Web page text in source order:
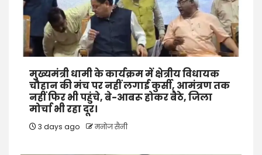
मुख्यमंत्री धामी के कार्यक्रम में क्षेत्रीय विधायक
चौहान की मंच पर नहीं लगाई कुर्सी, आमंत्रण तक
नहीं फिर भी पहुंचे, बे-आबरू होकर बैठे, जिला
मोर्चा भी रहा दूर।
3 days ago मनोज सैनी